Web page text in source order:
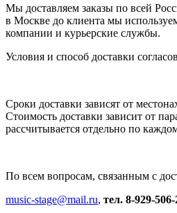
Мы доставляем заказы по всей
в Москве до клиента мы
компании и курьерские службы.
Условия и способ доставки
Сроки доставки зависят от
Стоимость доставки зависит от
рассчитывается отдельно по
По всем вопросам, связанным с
music-stage@mail.ru, тел. 8-929-